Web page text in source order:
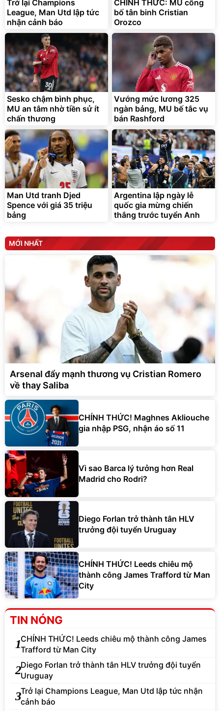
Bạt phủ xe ô tô cao cấp,
tráng nhôm 03 lớp
392.000
325.000đ
Đã bán nhiều
Xe đạp điện trợ lực G-
Force C14 gấp gọn bỏ cốp
tiện lợi
9.900.000 đ
7.092.000đ
Đang xem nhiều
G-FORCE VIETNA
Trở lại Champions
League, Man Utd lập tức
nhận cảnh báo
CHÍNH THỨC: MU công
bố tân binh Cristian
Orozco
Sesko chậm bình phục,
MU an tâm nhờ tiền sử ít
chấn thương
Vướng mức lương 325
ngàn bảng, MU bế tắc vụ
bán Rashford
Man Utd tranh Djed
Spence với giá 35 triệu
bảng
Argentina lập ngày lễ
quốc gia mừng chiến
thắng trước tuyển Anh
MỚI NHẤT
Arsenal đẩy mạnh thương vụ Cristian Romero
về thay Saliba
CHÍNH THỨC! Maghnes Akliouche
gia nhập PSG, nhận áo số 11
Vì sao Barca lý tưởng hơn Real
Madrid cho Rodri?
Diego Forlan trở thành tân HLV
trưởng đội tuyển Uruguay
CHÍNH THỨC! Leeds chiêu mộ
thành công James Trafford từ Man
City
TIN NÓNG
1CHÍNH THỨC! Leeds chiêu mộ thành công James
Trafford từ Man City
2Diego Forlan trở thành tân HLV trưởng đội tuyển
Uruguay
3Trở lại Champions League, Man Utd lập tức nhận
cảnh báo